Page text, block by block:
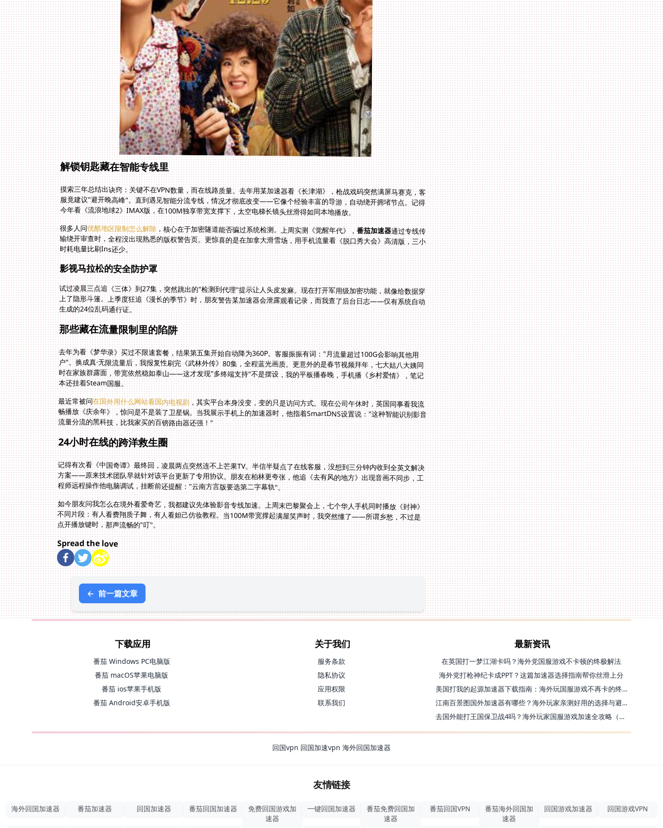
解锁钥匙藏在智能专线里
摸索三年总结出诀窍：关键不在VPN数量，而在线路质量。去年用某加速器看《长津湖》，枪战戏码突然满屏马赛克，客
服竟建议"避开晚高峰"。直到遇见智能分流专线，情况才彻底改变——它像个经验丰富的导游，自动绕开拥堵节点。记得
今年看《流浪地球2》IMAX版，在100M独享带宽支撑下，太空电梯长镜头丝滑得如同本地播放。
很多人问优酷地区限制怎么解除，核心在于加密隧道能否骗过系统检测。上周实测《觉醒年代》，番茄加速器通过专线传
输绕开审查时，全程没出现熟悉的版权警告页。更惊喜的是在加拿大滑雪场，用手机流量看《脱口秀大会》高清版，三小
时耗电量比刷Ins还少。
影视马拉松的安全防护罩
试过凌晨三点追《三体》到27集，突然跳出的"检测到代理"提示让人头皮发麻。现在打开军用级加密功能，就像给数据穿
上了隐形斗篷。上季度狂追《漫长的季节》时，朋友警告某加速器会泄露观看记录，而我查了后台日志——仅有系统自动
生成的24位乱码通行证。
那些藏在流量限制里的陷阱
去年为看《梦华录》买过不限速套餐，结果第五集开始自动降为360P。客服振振有词："月流量超过100G会影响其他用
户"。换成真·无限流量后，我报复性刷完《武林外传》80集，全程蓝光画质。更意外的是春节视频拜年，七大姑八大姨同
时在家族群露面，带宽依然稳如泰山——这才发现"多终端支持"不是摆设，我的平板播春晚，手机播《乡村爱情》，笔记
本还挂着Steam国服。
最近常被问在国外用什么网站看国内电视剧，其实平台本身没变，变的只是访问方式。现在公司午休时，英国同事看我流
畅播放《庆余年》，惊问是不是装了卫星锅。当我展示手机上的加速器时，他指着SmartDNS设置说："这种智能识别影音
流量分流的黑科技，比我家买的百镑路由器还强！"
24小时在线的跨洋救生圈
记得有次看《中国奇谭》最终回，凌晨两点突然连不上芒果TV。半信半疑点了在线客服，没想到三分钟内收到全英文解决
方案——原来技术团队早就针对该平台更新了专用协议。朋友在柏林更夸张，他追《去有风的地方》出现音画不同步，工
程师远程操作他电脑调试，挂断前还提醒："云南方言版要选第二字幕轨"。
如今朋友问我怎么在境外看爱奇艺，我都建议先体验影音专线加速。上周末巴黎聚会上，七个华人手机同时播放《封神》
不同片段：有人看费翔质子舞，有人看妲己仿妆教程。当100M带宽撑起满屋笑声时，我突然懂了——所谓乡愁，不过是
点开播放键时，那声流畅的"叮"。
Spread the love
← 前一篇文章
下载应用
番茄 Windows PC电脑版
番茄 macOS苹果电脑版
番茄 ios苹果手机版
番茄 Android安卓手机版
关于我们
服务条款
隐私协议
应用权限
联系我们
最新资讯
在英国打一梦江湖卡吗？海外党国服游戏不卡顿的终极解法
海外党打枪神纪卡成PPT？这篇加速器选择指南帮你丝滑上分
美国打我的起源加速器下载指南：海外玩国服游戏不再卡的终极方案
江南百景图国外加速器有哪些？海外玩家亲测好用的选择与避坑指南
去国外能打王国保卫战4吗？海外玩家国服游戏加速全攻略（附公主连结幻想江湖实测）
回国vpn 回国加速vpn 海外回国加速器
友情链接
海外回国加速器 番茄加速器 回国加速器 番茄回国加速器
免费回国游戏加
速器
一键回国加速器
番茄免费回国加
速器
番茄回国VPN
番茄海外回国加
速器
回国游戏加速器 回国游戏VPN